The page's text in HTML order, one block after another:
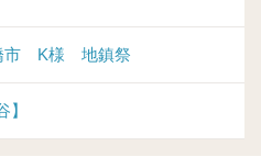
市 K様 地鎮祭